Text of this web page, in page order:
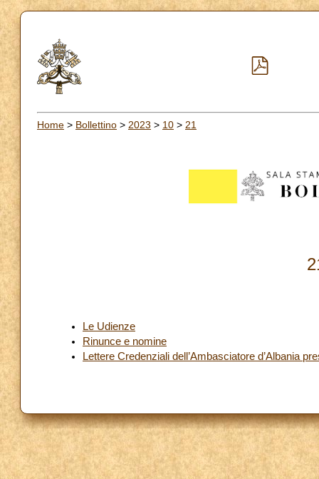
Home > Bollettino > 2023 > 10 > 21
Le Udienze
Rinunce e nomine
Lettere Credenziali dell’Ambasciatore d’Albania